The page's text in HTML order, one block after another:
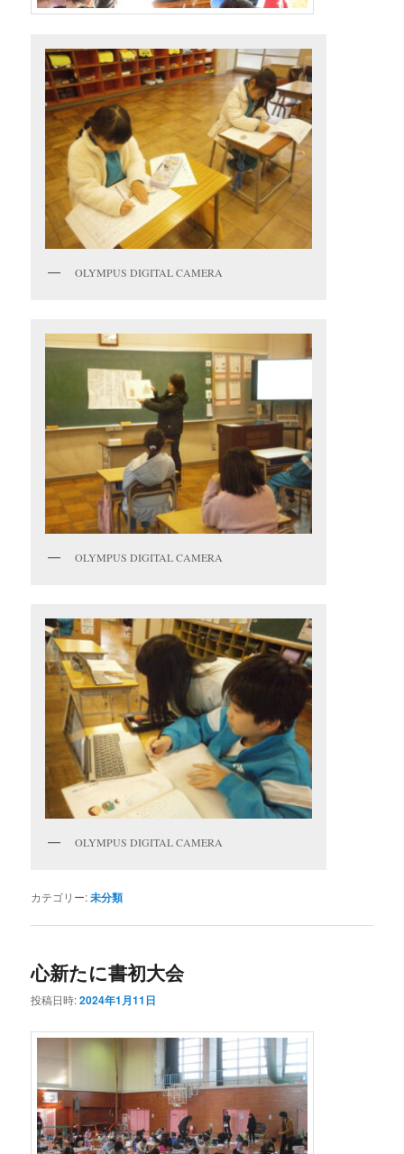
OLYMPUS DIGITAL CAMERA
OLYMPUS DIGITAL CAMERA
OLYMPUS DIGITAL CAMERA
カテゴリー:未分類
心新たに書初大会
投稿日時:2024年1月11日